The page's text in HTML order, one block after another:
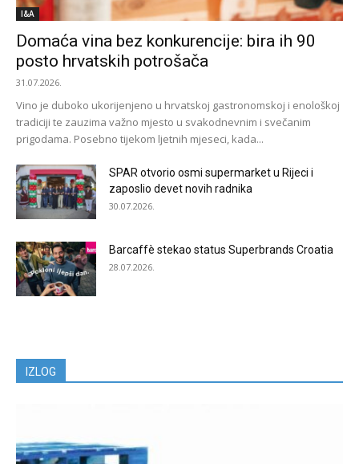
I&A
Domaća vina bez konkurencije: bira ih 90
posto hrvatskih potrošača
31.07.2026.
Vino je duboko ukorijenjeno u hrvatskoj gastronomskoj i enološkoj
tradiciji te zauzima važno mjesto u svakodnevnim i svečanim
prigodama. Posebno tijekom ljetnih mjeseci, kada...
SPAR otvorio osmi supermarket u Rijeci i
zaposlio devet novih radnika
30.07.2026.
Barcaffè stekao status Superbrands Croatia
28.07.2026.
IZLOG